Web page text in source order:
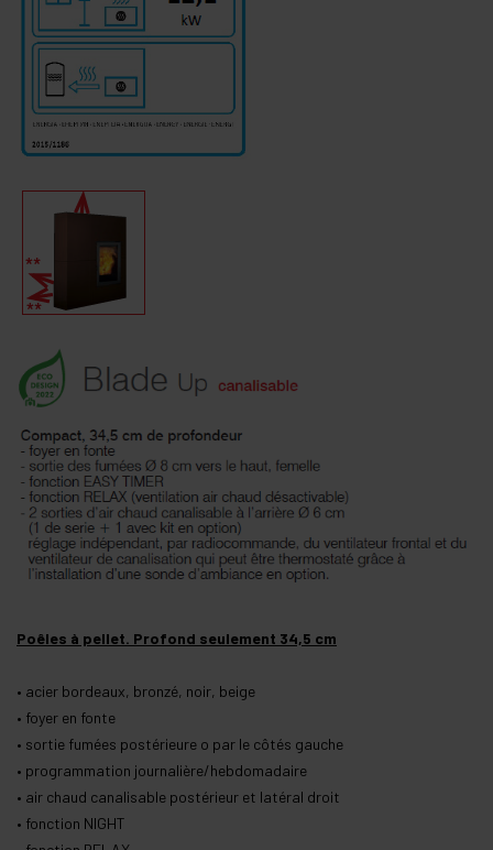
Poêles à pellet. Profond seulement 34,5 cm
• acier bordeaux, bronzé, noir, beige
• foyer en fonte
• sortie fumées postérieure o par le côtés gauche
• programmation journalière/hebdomadaire
• air chaud canalisable postérieur et latéral droit
• fonction NIGHT